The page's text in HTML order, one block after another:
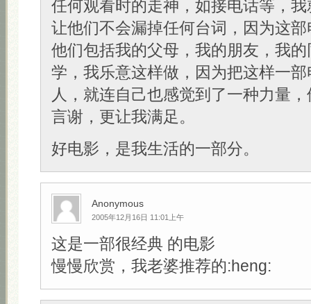
任何观看时的走神，如接电话等，
让他们不会漏掉任何台词，因为这
他们包括我的父母，我的朋友，我
学，我乐意这样做，因为把这样一
人，就连自己也感觉到了一种力量
言谢，更让我满足。
好电影，是我生活的一部分。
Anonymous
2005年12月16日 11:01上午
这是一部很经典 的电影
慢慢欣赏，我老婆推荐的:heng: